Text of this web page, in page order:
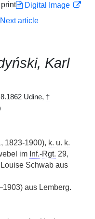
Digital Image
Next article
Karl
Udine, †
1823-1900), k. u. k.
im Inf.-Rgt. 29,
Schwab aus
aus Lemberg.